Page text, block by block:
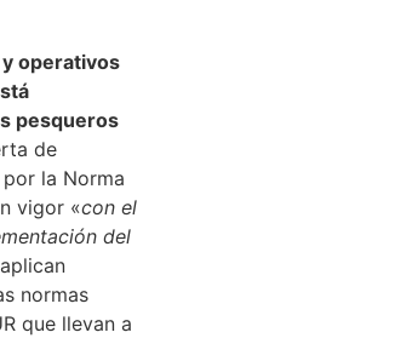
operativos
pesqueros
de
la Norma
vigor «con el
del
normas
que llevan a